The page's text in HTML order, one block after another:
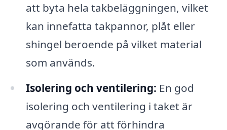
att byta hela takbeläggningen, vilket
kan innefatta takpannor, plåt eller
shingel beroende på vilket material
som används.
Isolering och ventilering: En god
isolering och ventilering i taket är
avgörande för att förhindra